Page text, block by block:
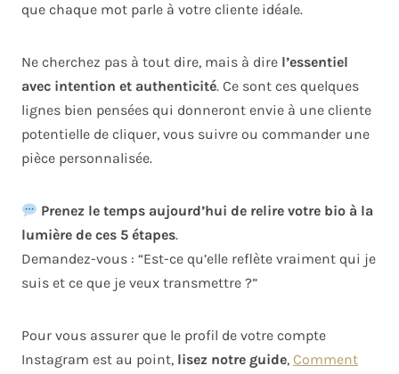
que chaque mot parle à votre cliente idéale.
Ne cherchez pas à tout dire, mais à dire l’essentiel
avec intention et authenticité. Ce sont ces quelques
lignes bien pensées qui donneront envie à une cliente
potentielle de cliquer, vous suivre ou commander une
pièce personnalisée.
Prenez le temps aujourd’hui de relire votre bio à la
lumière de ces 5 étapes.
Demandez-vous : “Est-ce qu’elle reflète vraiment qui je
suis et ce que je veux transmettre ?”
Pour vous assurer que le profil de votre compte
Instagram est au point, lisez notre guide, Comment